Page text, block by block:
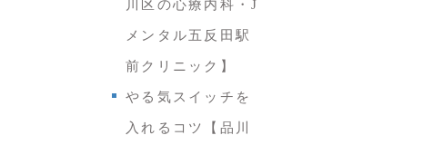
川区の心療内科・J
メンタル五反田駅
前クリニック】
やる気スイッチを
入れるコツ【品川